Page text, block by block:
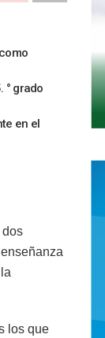
° grado
en el
dos
los que